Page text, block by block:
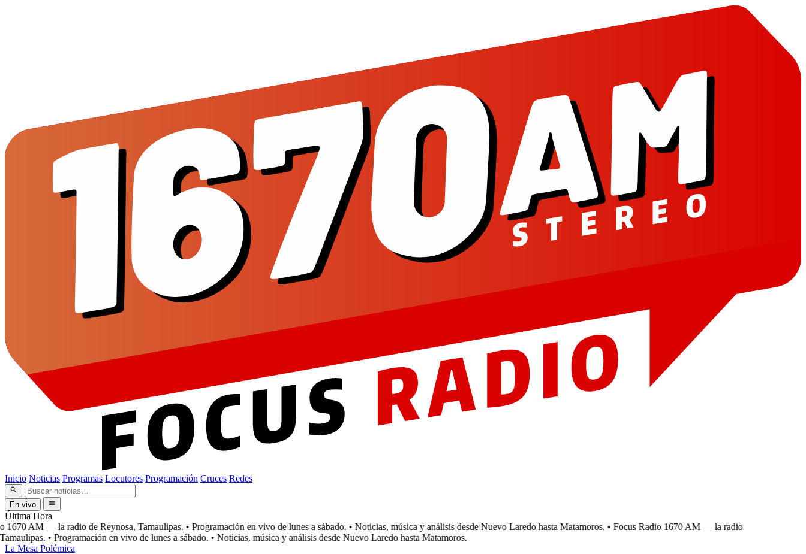
Inicio Noticias Programas Locutores Programación Cruces Redes
En vivo
Última Hora
AM — la radio de Reynosa, Tamaulipas. • Programación en vivo de lunes a sábado. • Noticias, música y análisis desde Nuevo Laredo hasta Matamoros. • Focus Radio 1670 AM — la radio
• Programación en vivo de lunes a sábado. • Noticias, música y análisis desde Nuevo Laredo hasta Matamoros.
La Mesa Polémica